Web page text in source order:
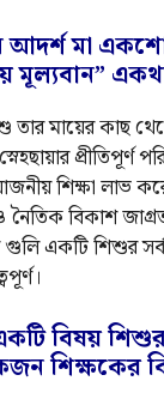
আদর্শ মা
মূল্যবান”
মায়ের কাছ
শিক্ষা লাভ
নৈতিক বিকাশ
একটি শিশুর
বিষয়
শিক্ষকের